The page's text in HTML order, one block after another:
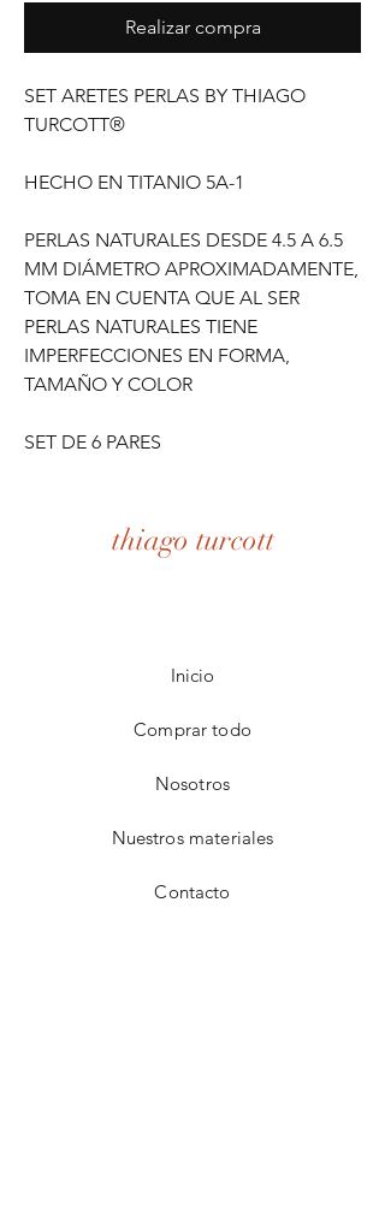
Realizar compra
SET ARETES PERLAS BY THIAGO
TURCOTT®
HECHO EN TITANIO 5A-1
PERLAS NATURALES DESDE 4.5 A 6.5
MM DIÁMETRO APROXIMADAMENTE,
TOMA EN CUENTA QUE AL SER
PERLAS NATURALES TIENE
IMPERFECCIONES EN FORMA,
TAMAÑO Y COLOR
SET DE 6 PARES
thiago turcott
Inicio
Comprar todo
Nosotros
Nuestros materiales
Contacto